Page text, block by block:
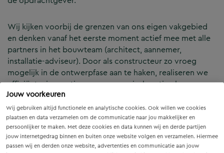
Jouw voorkeuren
Wij gebruiken altijd functionele en analytische cookies. Ook willen we cookies
plaatsen en data verzamelen om de communicatie naar jou makkelijker en
persoonlijker te maken. Met deze cookies en data kunnen wij en derde partijen
jouw internetgedrag binnen en buiten onze website volgen en verzamelen. Hiermee
passen wij en derden onze website, advertenties en communicatie aan jouw
Wij kijken voorbij de grenzen van ons eigen vakgebied
en denken vanaf het eerste moment actief mee met alle
partners in het bouwteam (architect, aannemer,
installatie-adviseur). Door als constructeur zo vroeg
mogelijk in de ontwerpfase aan te haken, realiseren we
efficiënte, innovatieve en economisch optimale
constructies — voor zowel nieuwbouw als renovatie.
Onze Expertises en Activiteiten
B&Z Bouwtechniek verzorgt het volledige constructieve